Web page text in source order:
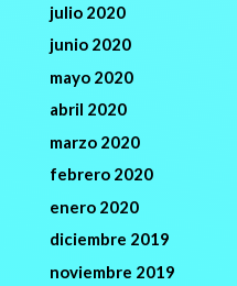
julio 2020
junio 2020
mayo 2020
abril 2020
marzo 2020
febrero 2020
enero 2020
diciembre 2019
noviembre 2019